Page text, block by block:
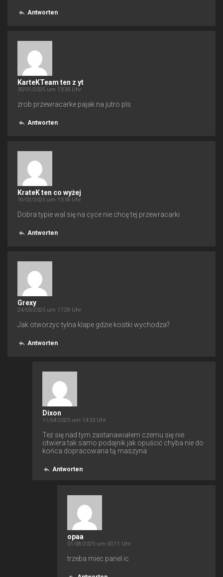
Antworten
KarteKTeam ten z yt
30/01/2025 um 13:30 Uhr
zrob przewracarke pajak na jutro pls
Antworten
KrateK ten co wyżej
19/02/2025 um 13:18 Uhr
Dobra typie wal się na cyce nie chcę tej przewracarki
Antworten
Grexy
24/03/2025 um 17:29 Uhr
Jak otworzyc tylna klape gdzie kostki wychodza?
Antworten
Dixon
11/04/2025 um 14:33 Uhr
Też się nad tym zastanawiałem czemu się nie
otwiera tak samo podajnik jak opuścić chyba nie do
końca dopracowana tą maszyna
Antworten
opaa
01/08/2025 um 00:11 Uhr
trzeba miec panel ic